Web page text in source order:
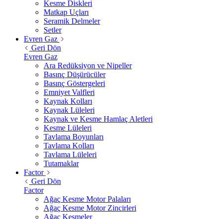
Kesme Diskleri
Matkap Uçları
Seramik Delmeler
Setler
Evren Gaz
Geri Dön
Evren Gaz
Ara Redüksiyon ve Nipeller
Basınç Düşürücüler
Basınç Göstergeleri
Emniyet Valfleri
Kaynak Kolları
Kaynak Lüleleri
Kaynak ve Kesme Hamlaç Aletleri
Kesme Lüleleri
Tavlama Boyunları
Tavlama Kolları
Tavlama Lüleleri
Tutamaklar
Factor
Geri Dön
Factor
Ağaç Kesme Motor Palaları
Ağaç Kesme Motor Zincirleri
Ağaç Kesmeler